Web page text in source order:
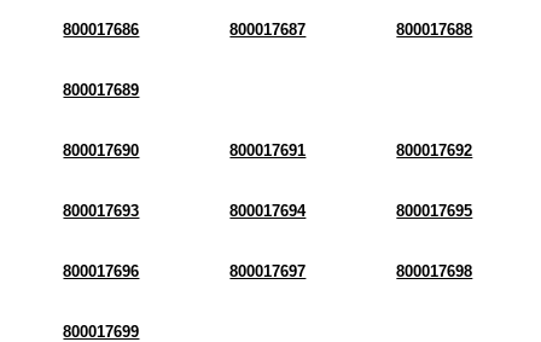
800017686 800017687 800017688
800017689
800017690 800017691 800017692
800017693 800017694 800017695
800017696 800017697 800017698
800017699